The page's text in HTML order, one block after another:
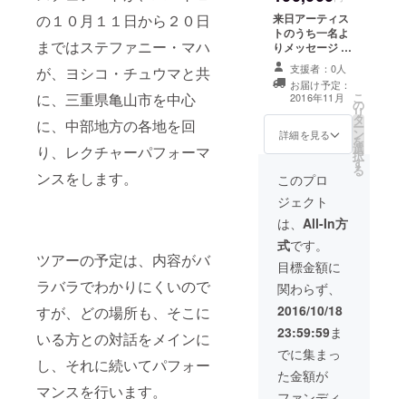
の１０月１１日から２０日
まではステファニー・マハ
が、ヨシコ・チュウマと共
に、三重県亀山市を中心
に、中部地方の各地を回
り、レクチャーパフォーマ
ンスをします。
ツアーの予定は、内容がバ
ラバラでわかりにくいので
すが、どの場所も、そこに
いる方との対話をメインに
し、それに続いてパフォー
マンスを行います。
産、育児の
ため帰国。
小さな子供
がいる母親
達が気がね
なくアート
を楽しめる
会、オービ
タルリン
ク・バー
ジョンママ
ンを開催。
2009年、ソ
ロ作品「au
dela du
bruit」を東
京、パリ、
名古屋で発
表。
す。 spooning!!
ツアー・オリジ
ナルTシャツ 今
回のツアーのド
ローイングをデ
ザインしたTシャ
ツをプレゼント
します。 ツアー
日程の中から一
つお好きな公演
ログラム以外）
に参加していた
だけます（ご支
援いただいたご
本人でなくても
可能）売り切れ
公演についても
特別にお席をご
用意させていた
だきます。
なたへの個別の
特別なメッセー
ジです。 webに
希望の名義でお
名前掲載（希望
の方） 今回のツ
アーのために用
意しパッケージ
したspooning!!
支援米（亀山の
おいしいお米）
１．５キロ玄米
を差し上げま
す。 spooning!!
ツアー・オリジ
ナルTシャツ 今
回のツアーのド
ローイングをデ
ザインしたTシャ
ツをプレゼント
します。 公演パ
ス（メンタープ
ログラム以外の
全イベントの特
別パス） 期間中
のワークショッ
プ、パフォーマ
来日アーティス
トのうち一名よ
りメッセージ ヨ
シコ・チュウ
マ、メグ・ス
チュアート、ス
テファニー・マ
ハのうち一名か
らのあなたへの
マがあればお伝
えください。あ
なたへの個別の
特別なメッセー
ジです。 webに
お名前掲載（希
望の方） 今回の
ツアーのために
用意しパッケー
ジした
米（亀山のおい
しいお米）１．
５キロ玄米を差
し上げます。
spooning!!ツ
支援者：0人
お届け予定：
2016年11月
詳細を見る
こ
の
リ
タ
ー
ン
を
選
択
す
る
このプロ
ジェクト
は、 All-In方
式です。
目標金額に
関わらず、
2016/10/18
23:59:59ま
でに集まっ
た金額が